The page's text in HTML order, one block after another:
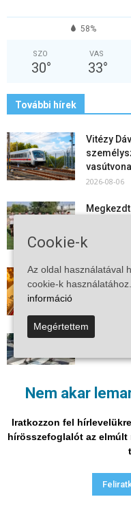
Nem akar
Iratkozzon fel
hírösszefoglalót az
58%
SZO
30°
VAS
33°
További hírek
Vitézy
2026-08-06
2026-08-06
Mi
Bács-
2026-08-04
Adatvédelmi
Cookie-k
Az oldal használatával
cookie-k használatához.
információ
Megértettem